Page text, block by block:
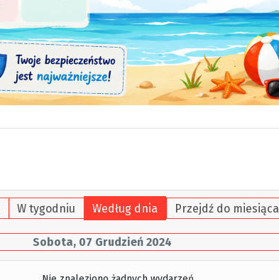
W tygodniu Według dnia Przejdź do miesiąca
Sobota, 07 Grudzień 2024